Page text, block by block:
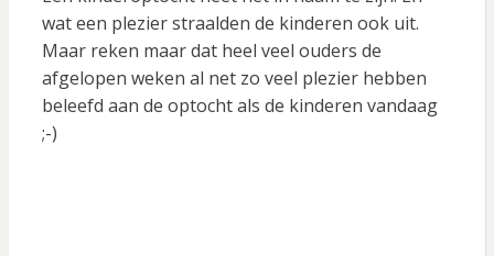
wat een plezier straalden de kinderen ook uit.
Maar reken maar dat heel veel ouders de
afgelopen weken al net zo veel plezier hebben
beleefd aan de optocht als de kinderen vandaag
;-)